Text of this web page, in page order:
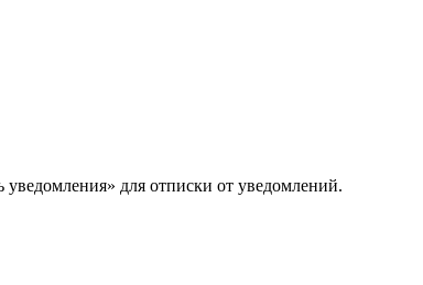
для отписки от уведомлений.